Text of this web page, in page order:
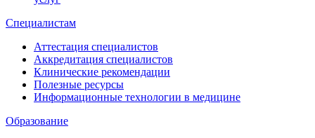
Специалистам
Аттестация специалистов
Аккредитация специалистов
Клинические рекомендации
Полезные ресурсы
Информационные технологии в медицине
Образование